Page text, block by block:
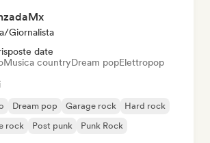
Giornalista
date
Musica countryDream popElettropop
Dream pop Garage rock
Hard rock
rock Post punk Punk Rock